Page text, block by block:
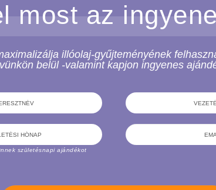
most az
illóolaj-gyűjteményének
belül -valamint kapjon ingyenes
születésnapi ajándékot
kérdések
Kosár
Fiókom
Kívánságlista
Kiárusított tételek